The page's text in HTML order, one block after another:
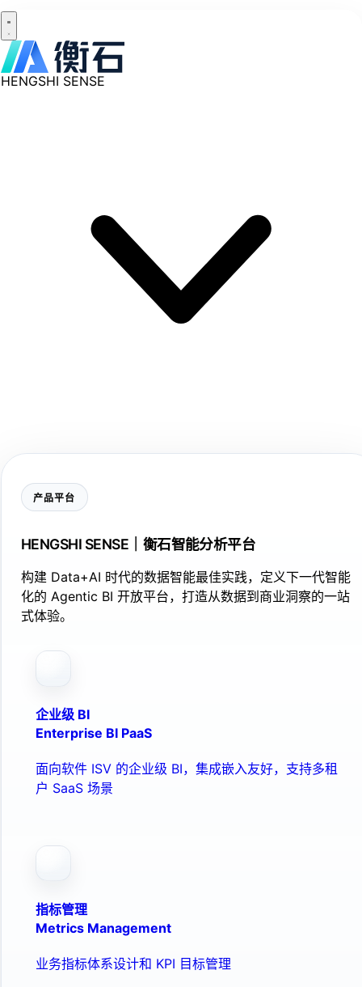
HENGSHI SENSE
产品平台
HENGSHI SENSE｜衡石智能分析平台
构建 Data+AI 时代的数据智能最佳实践，定义下一代智能
化的 Agentic BI 开放平台，打造从数据到商业洞察的一站
式体验。
企业级 BI
Enterprise BI PaaS
面向软件 ISV 的企业级 BI，集成嵌入友好，支持多租
户 SaaS 场景
指标管理
Metrics Management
业务指标体系设计和 KPI 目标管理